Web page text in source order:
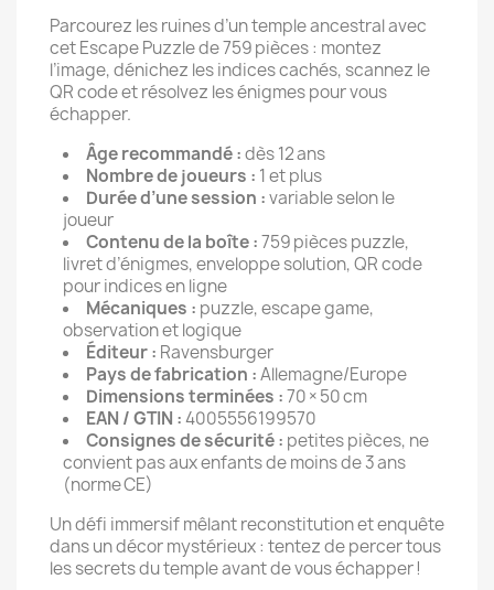
Parcourez les ruines d’un temple ancestral avec
cet Escape Puzzle de 759 pièces : montez
l’image, dénichez les indices cachés, scannez le
QR code et résolvez les énigmes pour vous
échapper.
Âge recommandé :dès 12 ans
Nombre de joueurs : 1 et plus
Durée d’une session :variable selon le
joueur
Contenu de la boîte :759 pièces puzzle,
livret d’énigmes, enveloppe solution, QR code
pour indices en ligne
Mécaniques : puzzle, escape game,
observation et logique
Éditeur : Ravensburger
Pays de fabrication :Allemagne/Europe
Dimensions terminées :70 × 50 cm
EAN / GTIN :4005556199570
Consignes de sécurité : petites pièces, ne
convient pas aux enfants de moins de 3 ans
(norme CE)
Un défi immersif mêlant reconstitution et enquête
dans un décor mystérieux : tentez de percer tous
les secrets du temple avant de vous échapper !